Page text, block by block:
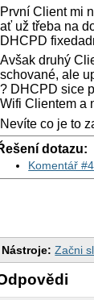
První Client mi
ať už třeba na
DHCPD
Avšak druhý
schované, ale
? DHCPD sice
Wifi Clientem a
Nevíte co je to
dotazu:
Komentář #4
Nástroje: Začni